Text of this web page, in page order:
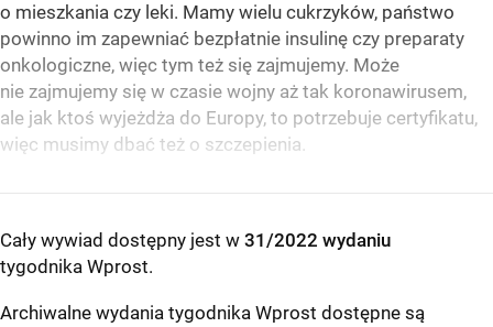
o mieszkania czy leki. Mamy wielu cukrzyków, państwo
powinno im zapewniać bezpłatnie insulinę czy preparaty
onkologiczne, więc tym też się zajmujemy. Może
nie zajmujemy się w czasie wojny aż tak koronawirusem,
ale jak ktoś wyjeżdża do Europy, to potrzebuje certyfikatu,
więc musimy dbać też o szczepienia.
Cały wywiad dostępny jest w 31/2022 wydaniu
tygodnika Wprost.
Archiwalne wydania tygodnika Wprost dostępne są